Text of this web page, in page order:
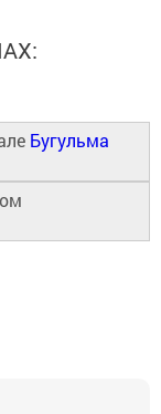
Бугульма